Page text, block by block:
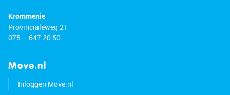
Krommenie
Provincialeweg 21
075 – 647 20 50
Move.nl
Inloggen Move.nl